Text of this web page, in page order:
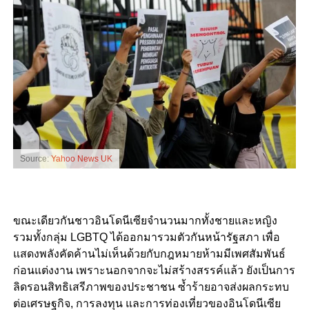
Source:Yahoo News UK
ขณะเดียวกันชาวอินโดนีเซียจำนวนมากทั้งชายและหญิง
รวมทั้งกลุ่ม LGBTQ ได้ออกมารวมตัวกันหน้ารัฐสภา เพื่อ
แสดงพลังคัดค้านไม่เห็นด้วยกับกฎหมายห้ามมีเพศสัมพันธ์
ก่อนแต่งงาน เพราะนอกจากจะไม่สร้างสรรค์แล้ว ยังเป็นการ
ลิดรอนสิทธิเสรีภาพของประชาชน ซ้ำร้ายอาจส่งผลกระทบ
ต่อเศรษฐกิจ, การลงทุน และการท่องเที่ยวของอินโดนีเซีย